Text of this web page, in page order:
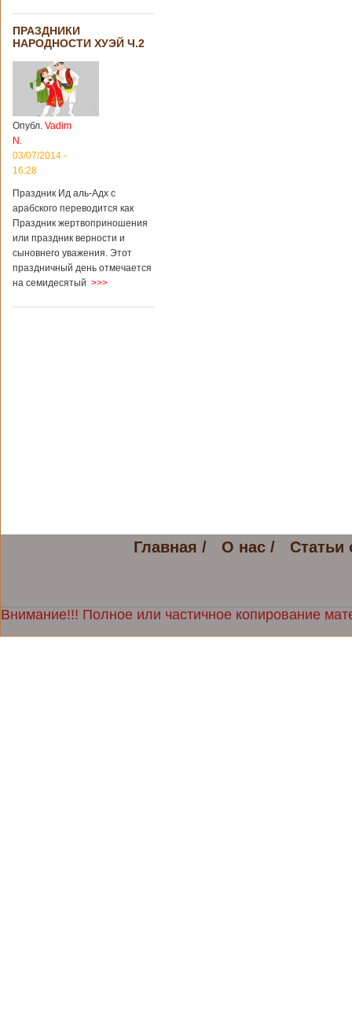
ПРАЗДНИКИ
НАРОДНОСТИ ХУЭЙ Ч.2
Опубл. Vadim
N.
03/07/2014 -
16:28
Праздник Ид аль-Адх с
арабского переводится как
Праздник жертвоприношения
или праздник верности и
сыновнего уважения. Этот
праздничный день отмечается
на семидесятый >>>
Главная / О нас / Статьи
Внимание!!! Полное или частичное копирование